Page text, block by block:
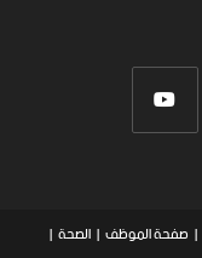
صفحة الموظف الصحة